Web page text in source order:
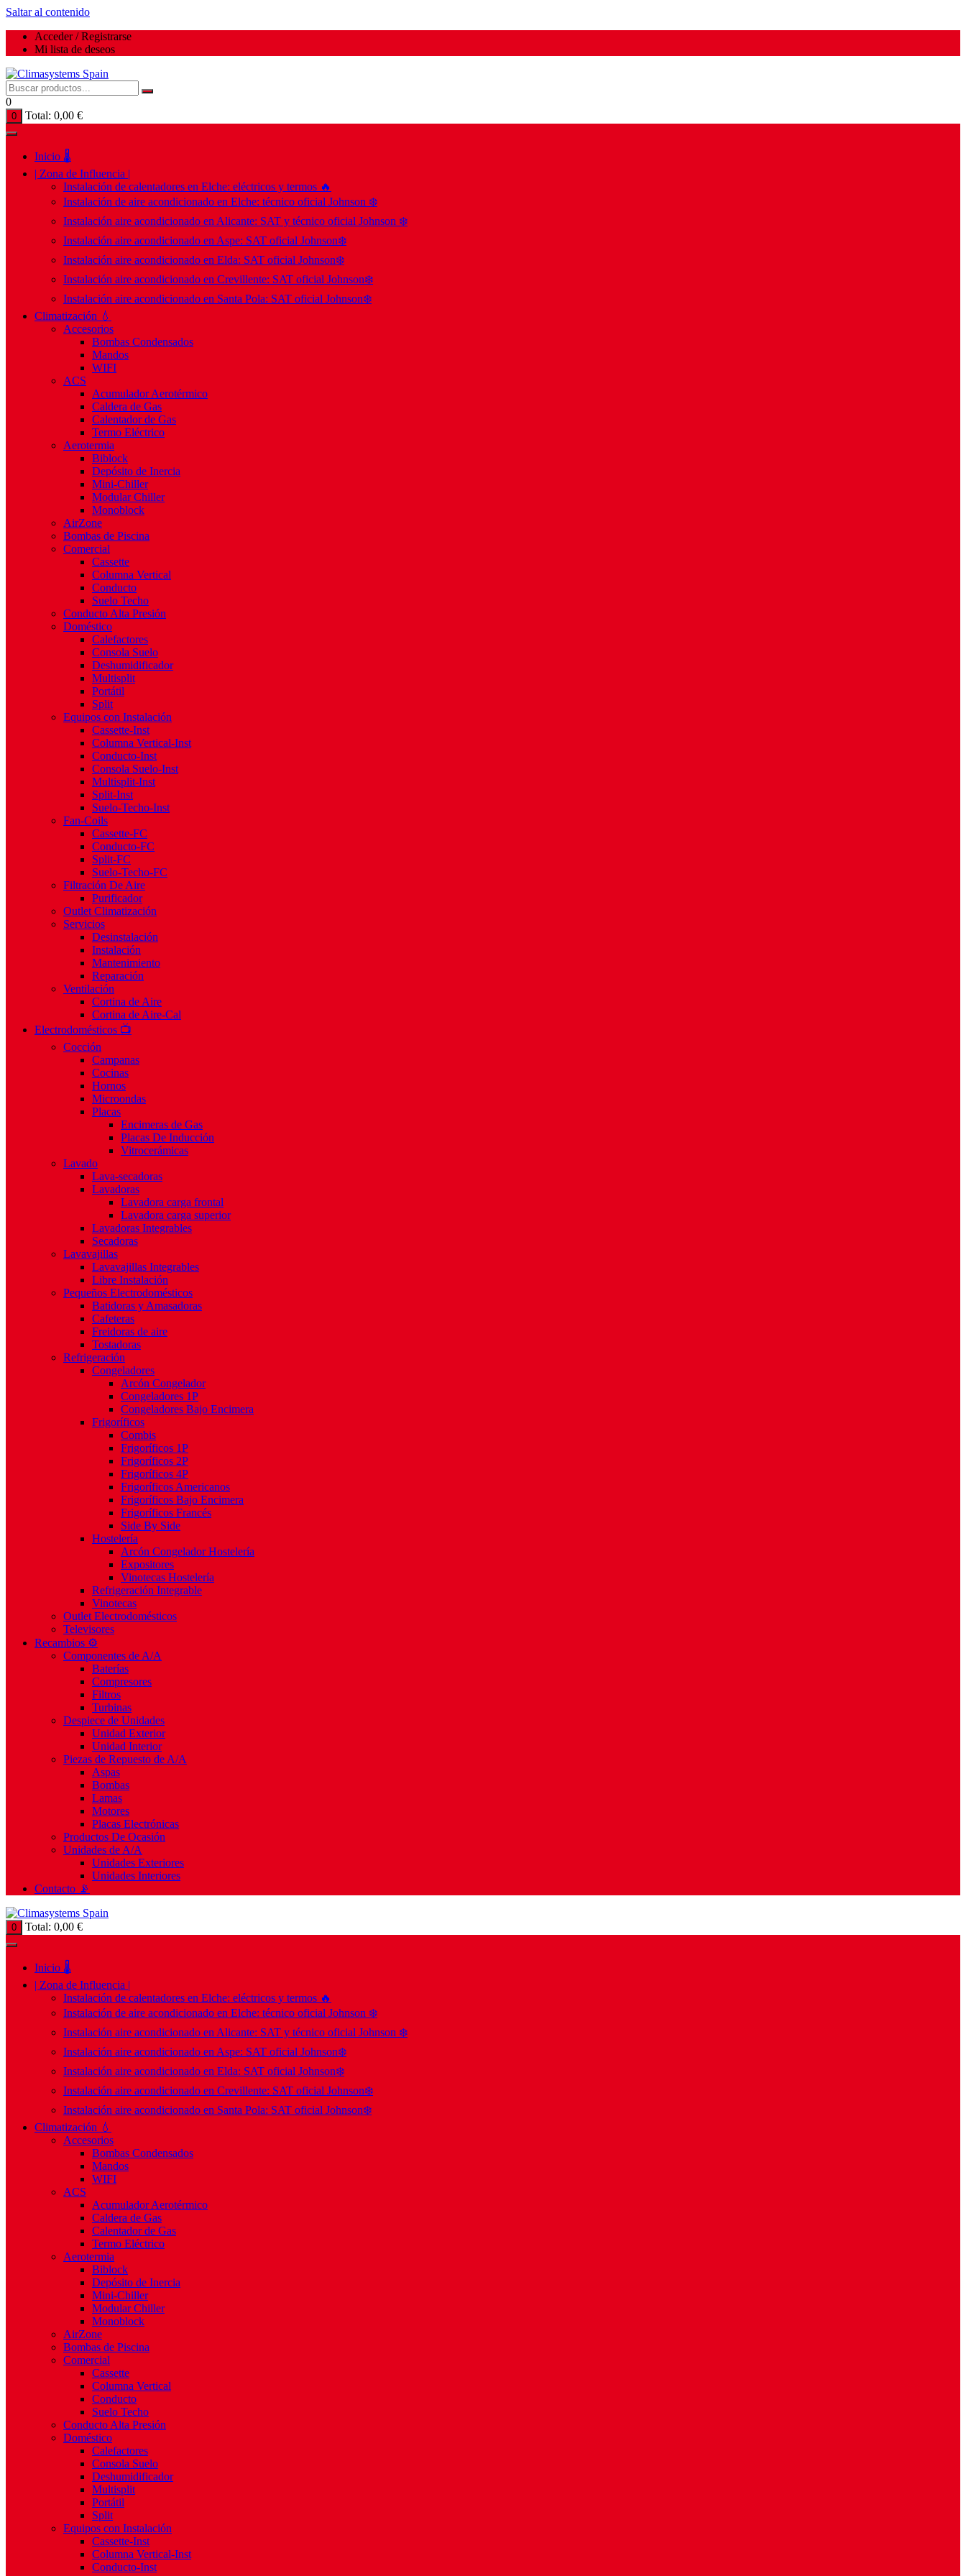
Saltar al contenido
Acceder / Registrarse
Mi lista de deseos
0
0 Total: 0,00 €
Inicio 🌡️
| Zona de Influencia |
Instalación de calentadores en Elche: eléctricos y termos 🔥
Instalación de aire acondicionado en Elche: técnico oficial Johnson ❄️
Instalación aire acondicionado en Alicante: SAT y técnico oficial Johnson ❄️
Instalación aire acondicionado en Aspe: SAT oficial Johnson❄️
Instalación aire acondicionado en Elda: SAT oficial Johnson❄️
Instalación aire acondicionado en Crevillente: SAT oficial Johnson❄️
Instalación aire acondicionado en Santa Pola: SAT oficial Johnson❄️
Climatización 💧
Accesorios
Bombas Condensados
Mandos
WIFI
ACS
Acumulador Aerotérmico
Caldera de Gas
Calentador de Gas
Termo Eléctrico
Aerotermia
Biblock
Depósito de Inercia
Mini-Chiller
Modular Chiller
Monoblock
AirZone
Bombas de Piscina
Comercial
Cassette
Columna Vertical
Conducto
Suelo Techo
Conducto Alta Presión
Doméstico
Calefactores
Consola Suelo
Deshumidificador
Multisplit
Portátil
Split
Equipos con Instalación
Cassette-Inst
Columna Vertical-Inst
Conducto-Inst
Consola Suelo-Inst
Multisplit-Inst
Split-Inst
Suelo-Techo-Inst
Fan-Coils
Cassette-FC
Conducto-FC
Split-FC
Suelo-Techo-FC
Filtración De Aire
Purificador
Outlet Climatización
Servicios
Desinstalación
Instalación
Mantenimiento
Reparación
Ventilación
Cortina de Aire
Cortina de Aire-Cal
Electrodomésticos 📺
Cocción
Campanas
Cocinas
Hornos
Microondas
Placas
Encimeras de Gas
Placas De Inducción
Vitrocerámicas
Lavado
Lava-secadoras
Lavadoras
Lavadora carga frontal
Lavadora carga superior
Lavadoras Integrables
Secadoras
Lavavajillas
Lavavajillas Integrables
Libre Instalación
Pequeños Electrodomésticos
Batidoras y Amasadoras
Cafeteras
Freidoras de aire
Tostadoras
Refrigeración
Congeladores
Arcón Congelador
Congeladores 1P
Congeladores Bajo Encimera
Frigoríficos
Combis
Frigoríficos 1P
Frigoríficos 2P
Frigoríficos 4P
Frigoríficos Americanos
Frigoríficos Bajo Encimera
Frigoríficos Francés
Side By Side
Hostelería
Arcón Congelador Hostelería
Expositores
Vinotecas Hostelería
Refrigeración Integrable
Vinotecas
Outlet Electrodomésticos
Televisores
Recambios ⚙️
Componentes de A/A
Baterías
Compresores
Filtros
Turbinas
Despiece de Unidades
Unidad Exterior
Unidad Interior
Piezas de Repuesto de A/A
Aspas
Bombas
Lamas
Motores
Placas Electrónicas
Productos De Ocasión
Unidades de A/A
Unidades Exteriores
Unidades Interiores
Contacto 📡
0 Total: 0,00 €
Inicio 🌡️
| Zona de Influencia |
Instalación de calentadores en Elche: eléctricos y termos 🔥
Instalación de aire acondicionado en Elche: técnico oficial Johnson ❄️
Instalación aire acondicionado en Alicante: SAT y técnico oficial Johnson ❄️
Instalación aire acondicionado en Aspe: SAT oficial Johnson❄️
Instalación aire acondicionado en Elda: SAT oficial Johnson❄️
Instalación aire acondicionado en Crevillente: SAT oficial Johnson❄️
Instalación aire acondicionado en Santa Pola: SAT oficial Johnson❄️
Climatización 💧
Accesorios
Bombas Condensados
Mandos
WIFI
ACS
Acumulador Aerotérmico
Caldera de Gas
Calentador de Gas
Termo Eléctrico
Aerotermia
Biblock
Depósito de Inercia
Mini-Chiller
Modular Chiller
Monoblock
AirZone
Bombas de Piscina
Comercial
Cassette
Columna Vertical
Conducto
Suelo Techo
Conducto Alta Presión
Doméstico
Calefactores
Consola Suelo
Deshumidificador
Multisplit
Portátil
Split
Equipos con Instalación
Cassette-Inst
Columna Vertical-Inst
Conducto-Inst